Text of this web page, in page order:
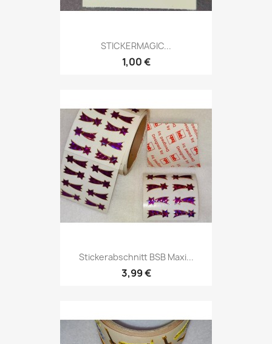
STICKERMAGIC...
1,00 €
Stickerabschnitt BSB Maxi...
3,99 €